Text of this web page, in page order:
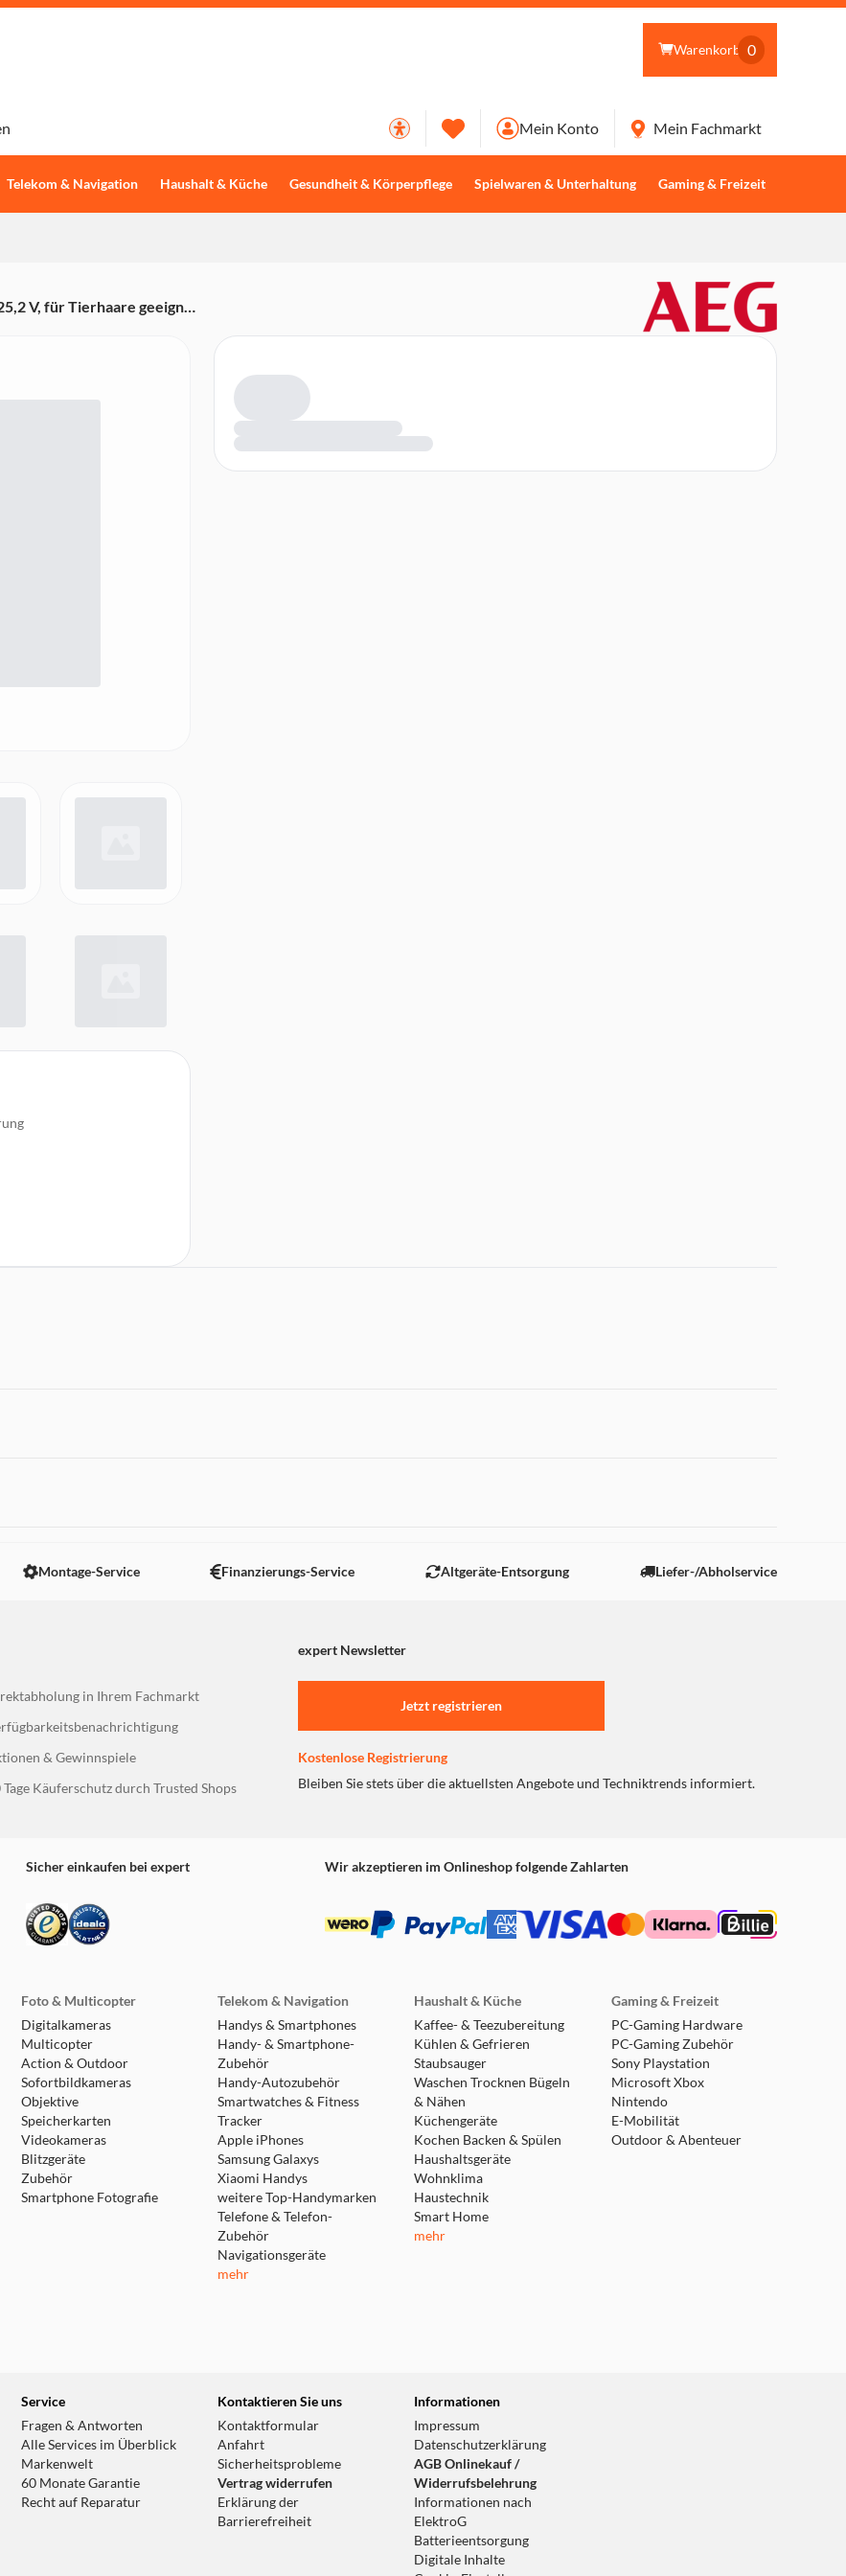
Warenkorb 0
Telekom & Navigation Haushalt & Küche Gesundheit & Körperpflege Spielwaren & Unterhaltung Gaming & Freizeit
Mein Konto Mein Fachmarkt
V, für Tierhaare geeignet,
Montage-Service Finanzierungs-Service Altgeräte-Entsorgung Liefer-/Abholservice
expert Newsletter
in Ihrem Fachmarkt
& Gewinnspiele
Tage Käuferschutz durch Trusted Shops
Jetzt registrieren
Kostenlose Registrierung
Bleiben Sie stets über die aktuellsten Angebote und Techniktrends informiert.
Sicher einkaufen bei expert Wir akzeptieren im Onlineshop folgende Zahlarten
Foto & Multicopter
Digitalkameras
Multicopter
Action & Outdoor
Sofortbildkameras
Objektive
Speicherkarten
Videokameras
Blitzgeräte
Zubehör
Smartphone Fotografie
Telekom & Navigation
Handys & Smartphones
Handy- & Smartphone-
Zubehör
Handy-Autozubehör
Smartwatches & Fitness
Tracker
Apple iPhones
Samsung Galaxys
Xiaomi Handys
weitere Top-Handymarken
Telefone & Telefon-
Zubehör
Navigationsgeräte
mehr
Haushalt & Küche
Kaffee- & Teezubereitung
Kühlen & Gefrieren
Staubsauger
Waschen Trocknen Bügeln
& Nähen
Küchengeräte
Kochen Backen & Spülen
Haushaltsgeräte
Wohnklima
Haustechnik
Smart Home
mehr
Gaming & Freizeit
PC-Gaming Hardware
PC-Gaming Zubehör
Sony Playstation
Microsoft Xbox
Nintendo
E-Mobilität
Outdoor & Abenteuer
Service
Fragen & Antworten
Alle Services im Überblick
Markenwelt
60 Monate Garantie
Recht auf Reparatur
Kontaktieren Sie uns
Kontaktformular
Anfahrt
Sicherheitsprobleme
Vertrag widerrufen
Erklärung der
Barrierefreiheit
Informationen
Impressum
Datenschutzerklärung
AGB Onlinekauf /
Widerrufsbelehrung
Informationen nach
ElektroG
Batterieentsorgung
Digitale Inhalte